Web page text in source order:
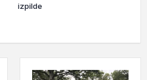
izpilde